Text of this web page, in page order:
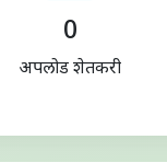
0
अपलोड शेतकरी